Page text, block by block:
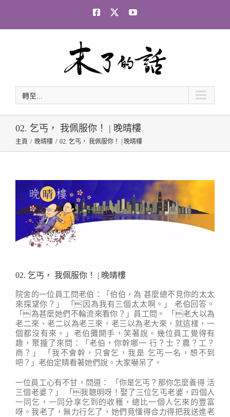
Facebook
TwitterYouTube
轉至...
02. 乞丐， 我佩服你！ | 晚晴樓
主頁 晚晴樓 02. 乞丐， 我佩服你！ | 晚晴樓
02. 乞丐， 我佩服你！ | 晚晴樓
院舍的一位員工問老伯：「伯伯，為 甚麼總不見你的太太
來探望你？」 「因為我有三個太太啊。」 老伯回答。
「為甚麼她們不輪流來看你？」員工問。 「老大以為
老二來、老二以為老三來，老三以為老大來，就這樣，一
個都沒有來。」老伯攤開手，笑著說。幾位員工覺得有
趣，聚攏了來問：「老伯，你幹哪一 行？士？農？工？
商？」 「我不會幹，只會乞，我是 乞丐一名，想不到
吧？」老伯定睛看著她們說。大家嚇呆了。
一位員工心有不甘，問道： 「你是乞丐？那你怎麼養得 活
三個老婆？」 「我聰明呀！娶了三位乞丐老婆，四個人
一同乞，一同分享乞到的收穫，總比一個人乞來的豐富
呀。我老了，無力行乞了，她們竟懂得合力得把我送進老